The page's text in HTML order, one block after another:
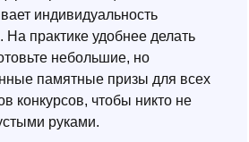
индивидуальность
На практике удобнее делать
небольшие, но
памятные призы для всех
конкурсов, чтобы никто не
руками.